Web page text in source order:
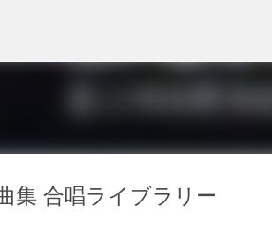
集 合唱ライブラリー